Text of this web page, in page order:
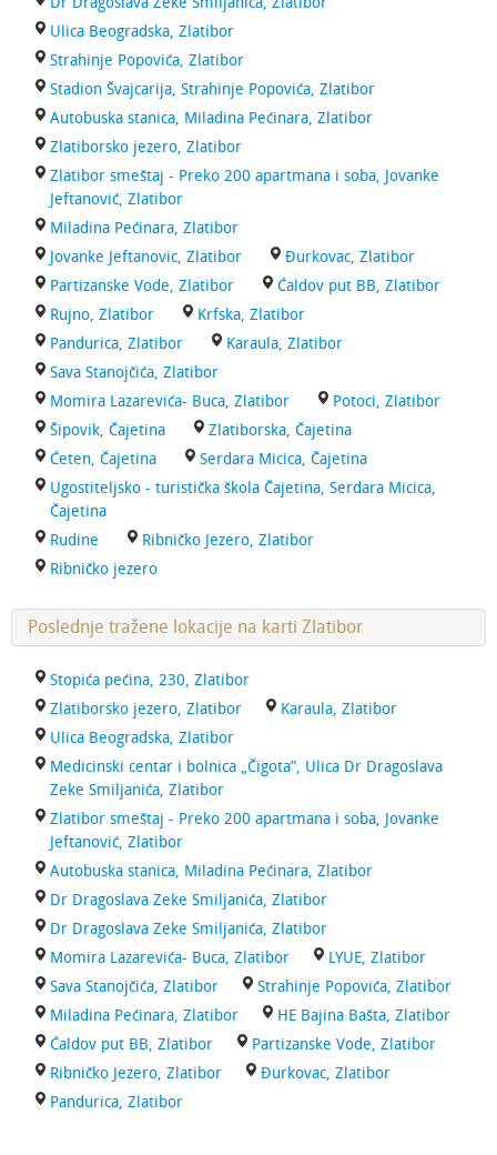
Ulica Beogradska, Zlatibor
Strahinje Popovića, Zlatibor
Stadion Švajcarija, Strahinje Popovića, Zlatibor
Autobuska stanica, Miladina Pećinara, Zlatibor
Zlatiborsko jezero, Zlatibor
Zlatibor smeštaj - Preko 200 apartmana i soba, Jovanke
Jeftanović, Zlatibor
Miladina Pećinara, Zlatibor
Jovanke Jeftanovic, Zlatibor
Đurkovac, Zlatibor
Partizanske Vode, Zlatibor
Ćaldov put BB, Zlatibor
Rujno, Zlatibor
Krfska, Zlatibor
Pandurica, Zlatibor
Karaula, Zlatibor
Sava Stanojčića, Zlatibor
Momira Lazarevića- Buca, Zlatibor
Potoci, Zlatibor
Šipovik, Čajetina
Zlatiborska, Čajetina
Ćeten, Čajetina
Serdara Micica, Čajetina
Ugostiteljsko - turistička škola Čajetina, Serdara Micica,
Čajetina
Rudine
Ribničko Jezero, Zlatibor
Ribničko jezero
Poslednje tražene lokacije na karti Zlatibor
Stopića pećina, 230, Zlatibor
Zlatiborsko jezero, Zlatibor
Karaula, Zlatibor
Ulica Beogradska, Zlatibor
Medicinski centar i bolnica „Čigota”, Ulica Dr Dragoslava
Zeke Smiljanića, Zlatibor
Zlatibor smeštaj - Preko 200 apartmana i soba, Jovanke
Jeftanović, Zlatibor
Autobuska stanica, Miladina Pećinara, Zlatibor
Dr Dragoslava Zeke Smiljanića, Zlatibor
Dr Dragoslava Zeke Smiljanića, Zlatibor
Momira Lazarevića- Buca, Zlatibor
LYUE, Zlatibor
Sava Stanojčića, Zlatibor
Strahinje Popovića, Zlatibor
Miladina Pećinara, Zlatibor
HE Bajina Bašta, Zlatibor
Ćaldov put BB, Zlatibor
Partizanske Vode, Zlatibor
Ribničko Jezero, Zlatibor
Đurkovac, Zlatibor
Pandurica, Zlatibor